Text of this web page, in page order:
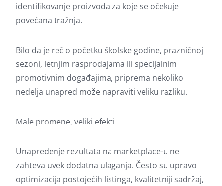
identifikovanje proizvoda za koje se očekuje
povećana tražnja.
Bilo da je reč o početku školske godine, prazničnoj
sezoni, letnjim rasprodajama ili specijalnim
promotivnim događajima, priprema nekoliko
nedelja unapred može napraviti veliku razliku.
Male promene, veliki efekti
Unapređenje rezultata na marketplace-u ne
zahteva uvek dodatna ulaganja. Često su upravo
optimizacija postojećih listinga, kvalitetniji sadržaj,